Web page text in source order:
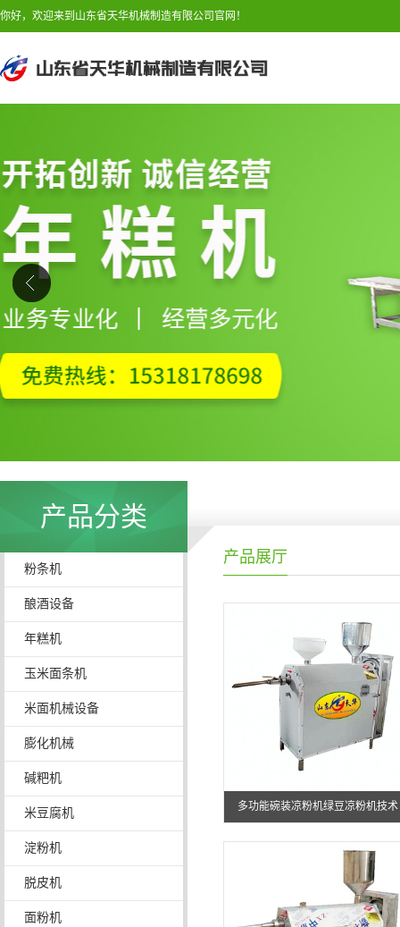
你好，欢迎来到山东省天华机械制造有限公司官网！
产品分类
粉条机
酿酒设备
年糕机
玉米面条机
米面机械设备
膨化机械
碱粑机
米豆腐机
淀粉机
脱皮机
面粉机
产品展厅
多功能碗装凉粉机绿豆凉粉机技术